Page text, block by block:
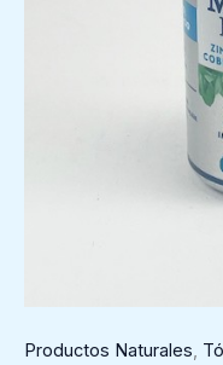
Productos Naturales,